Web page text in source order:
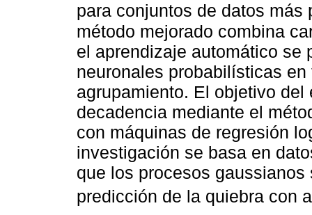
para conjuntos de datos más
método mejorado combina
el aprendizaje automático se
neuronales probabilísticas
agrupamiento. El objetivo
decadencia mediante el
con máquinas de regresión
investigación se basa en
que los procesos
predicción de la quiebra con